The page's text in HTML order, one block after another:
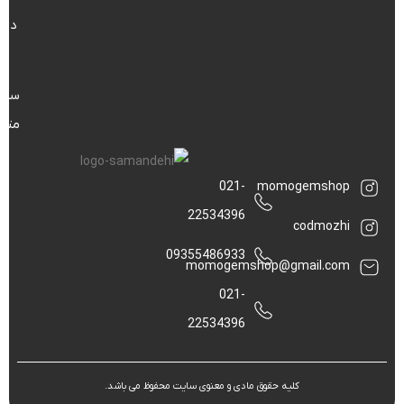
momogemshop
codmozhi
momogemshop@gmail.com
021-
22534396
09355486933
021-
22534396
کلیه حقوق مادی و معنوی سایت محفوظ می باشد.